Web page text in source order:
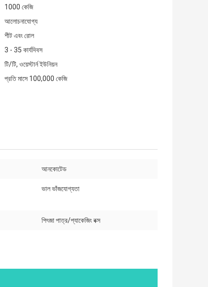
1000 কেজি
আলোচনাযোগ্য
শীট এবং রোল
3 - 35 কার্যদিবস
টি/টি, ওয়েস্টার্ন ইউনিয়ন
প্রতি মাসে 100,000 কেজি
আনকোটেড
ভাল ভাঁজযোগ্যতা
পিৎজা পাত্র/প্যাকেজিং বক্স